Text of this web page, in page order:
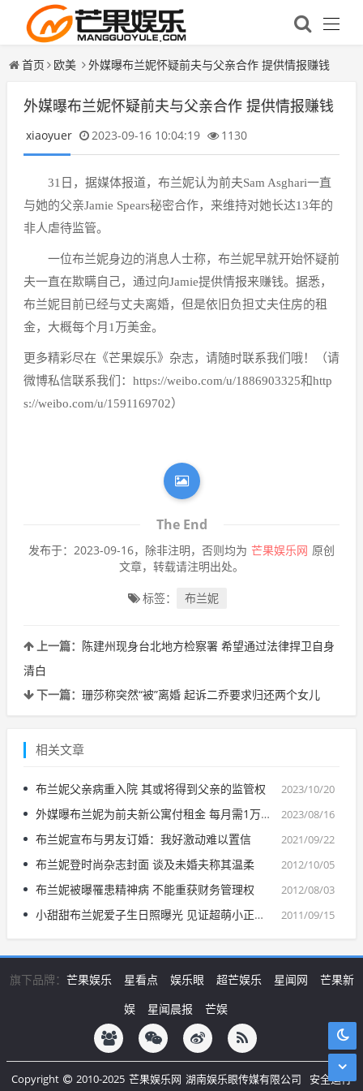
首页 欧美 外媒曝布兰妮怀疑前夫与父亲合作 提供情报赚钱
外媒曝布兰妮怀疑前夫与父亲合作 提供情报赚钱
xiaoyuer 2023-09-16 10:04:19 1130
31日，据媒体报道，布兰妮认为前夫Sam Asghari一直
与她的父亲Jamie Spears秘密合作，来维持对她长达13年的
非人虐待监管。
一位布兰妮身边的消息人士称，布兰妮早就开始怀疑前
夫一直在欺瞒自己，通过向Jamie提供情报来赚钱。据悉，
布兰妮目前已经与丈夫离婚，但是依旧负担丈夫住房的租
金，大概每个月1万美金。
更多精彩尽在《芒果娱乐》杂志，请随时联系我们哦！（请
微博私信联系我们：https://weibo.com/u/1886903325和http
s://weibo.com/u/1591169702）
The End
发布于：2023-09-16，除非注明，否则均为 芒果娱乐网 原创
文章，转载请注明出处。
标签： 布兰妮
上一篇： 陈建州现身台北地方检察署 希望通过法律捍卫自身
清白
下一篇： 珊莎称突然“被”离婚 起诉二乔要求归还两个女儿
相关文章
2023/10/20
布兰妮父亲病重入院 其或将得到父亲的监管权
2023/08/16
外媒曝布兰妮为前夫新公寓付租金 每月需1万美金
2021/09/22
布兰妮宣布与男友订婚：我好激动难以置信
2012/10/05
布兰妮登时尚杂志封面 谈及未婚夫称其温柔
2012/08/03
布兰妮被曝罹患精神病 不能重获财务管理权
2011/09/15
小甜甜布兰妮爱子生日照曝光 见证超萌小正太成长经历
旗下品牌： 芒果娱乐 星看点 娱乐眼 超芒娱乐 星闻网
芒果新
娱
星闻晨报 芒娱
Copyright 2010-2025 芒果娱乐网 湖南娱乐眼传媒有限公司
安全运行